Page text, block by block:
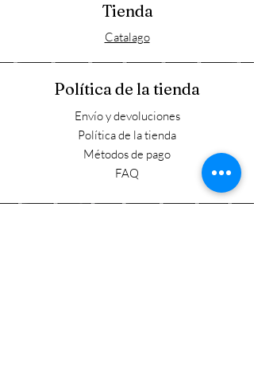
Tienda
Catalago
Política de la tienda
Envío y devoluciones
Política de la tienda
Métodos de pago
FAQ